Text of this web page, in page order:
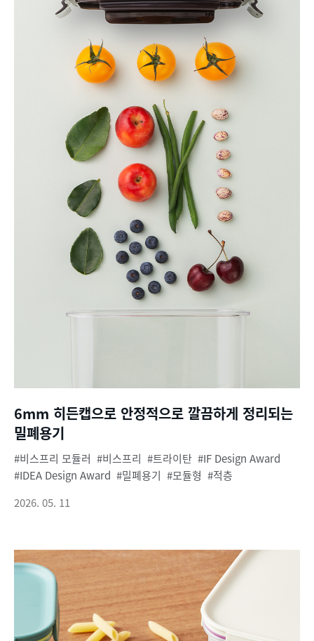
6mm 히든캡으로 안정적으로 깔끔하게 정리되는
밀폐용기
비스프리 모듈러 비스프리 트라이탄
IF Design Award
IDEA Design Award
밀폐용기 모듈형
적층
2026. 05. 11